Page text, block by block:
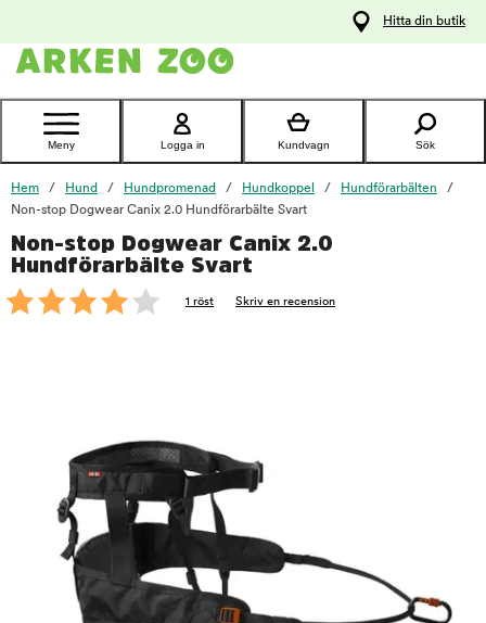
Kontakta
Hitta din butik
Meny Logga in Kundvagn Sök
Hem Hund Hundpromenad Hundkoppel
Hundförarbälten
Non-stop Dogwear Canix 2.0 Hundförarbälte Svart
Non-stop Dogwear Canix 2.0
Hundförarbälte Svart
1 röst Skriv en recension
foo